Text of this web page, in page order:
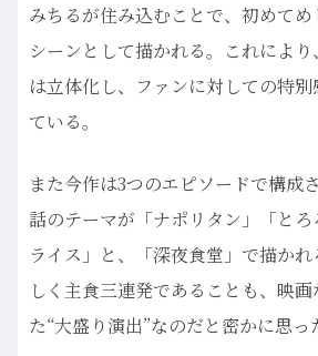
みちるが住み込むことで、初めて
シーンとして描かれる。これによ
は立体化し、ファンに対しての特
ている。
また今作は3つのエピソードで構成
話のテーマが「ナポリタン」「と
ライス」と、「深夜食堂」で描か
しく主食三連発であることも、映
た“大盛り演出”なのだと密かに思っ